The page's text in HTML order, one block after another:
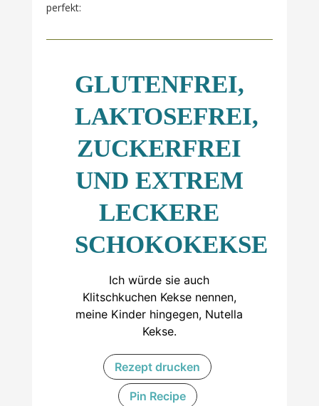
perfekt:
GLUTENFREI,
LAKTOSEFREI,
ZUCKERFREI
UND EXTREM
LECKERE
SCHOKOKEKSE
Ich würde sie auch
Klitschkuchen Kekse nennen,
meine Kinder hingegen, Nutella
Kekse.
Rezept drucken
Pin Recipe